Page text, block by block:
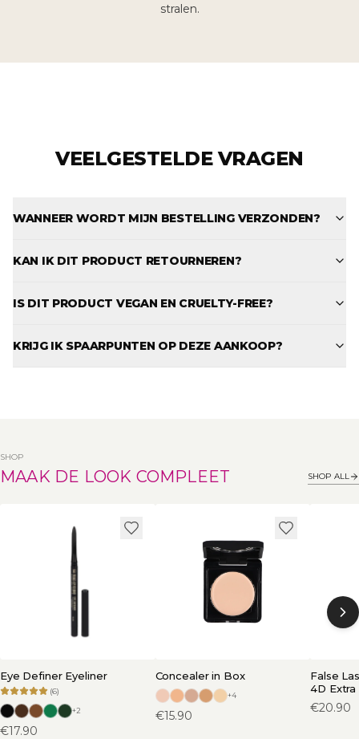
stralen.
VEELGESTELDE VRAGEN
WANNEER WORDT MIJN BESTELLING VERZONDEN?
KAN IK DIT PRODUCT RETOURNEREN?
IS DIT PRODUCT VEGAN EN CRUELTY-FREE?
KRIJG IK SPAARPUNTEN OP DEZE AANKOOP?
SHOP
MAAK DE LOOK COMPLEET SHOP ALL
Eye Definer Eyeliner
(6)
+2
€17.90
Concealer in Box
+4
€15.90
False
4D
€20.90